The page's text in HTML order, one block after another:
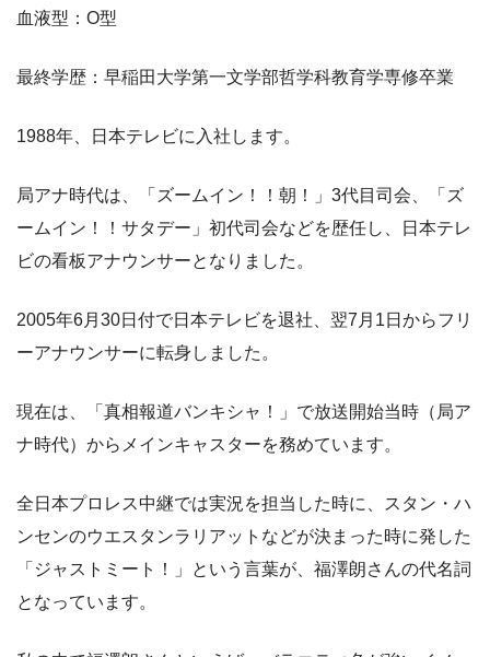
血液型：O型
最終学歴：早稲田大学第一文学部哲学科教育学専修卒業
1988年、日本テレビに入社します。
局アナ時代は、「ズームイン！！朝！」3代目司会、「ズ
ームイン！！サタデー」初代司会などを歴任し、日本テレ
ビの看板アナウンサーとなりました。
2005年6月30日付で日本テレビを退社、翌7月1日からフリ
ーアナウンサーに転身しました。
現在は、「真相報道バンキシャ！」で放送開始当時（局ア
ナ時代）からメインキャスターを務めています。
全日本プロレス中継では実況を担当した時に、スタン・ハ
ンセンのウエスタンラリアットなどが決まった時に発した
「ジャストミート！」という言葉が、福澤朗さんの代名詞
となっています。